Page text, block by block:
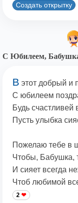
Создать открытку
С Юбилеем,
В этот добрый и
С юбилеем
Будь
Пусть улыбка
Пожелаю тебе в
Чтобы, Бабушка,
И сияет всегда
Чтоб любимой
2